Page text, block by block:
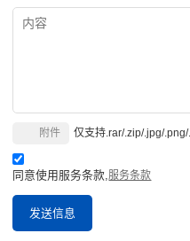
仅支持.rar/.zip/.jpg/
附件
同意使用服务条款, 服务条款
发送信息